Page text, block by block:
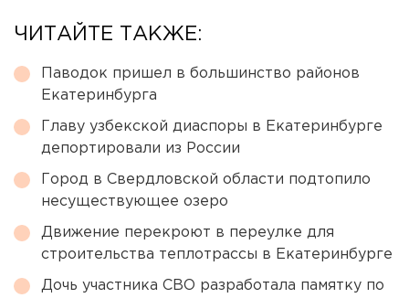
ЧИТАЙТЕ ТАКЖЕ:
Паводок пришел в большинство районов
Екатеринбурга
Главу узбекской диаспоры в Екатеринбурге
депортировали из России
Город в Свердловской области подтопило
несуществующее озеро
Движение перекроют в переулке для
строительства теплотрассы в Екатеринбурге
Дочь участника СВО разработала памятку по